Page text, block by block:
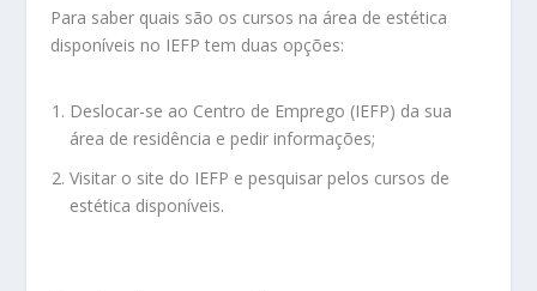
Para saber quais são os cursos na área de estética
disponíveis no IEFP tem duas opções:
Deslocar-se ao Centro de Emprego (IEFP) da sua
área de residência e pedir informações;
Visitar o site do IEFP e pesquisar pelos cursos de
estética disponíveis.